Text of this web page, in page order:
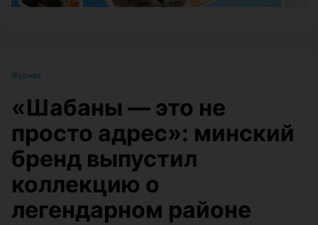
Журнал
«Шабаны — это не
просто адрес»: минский
бренд выпустил
коллекцию о
легендарном районе